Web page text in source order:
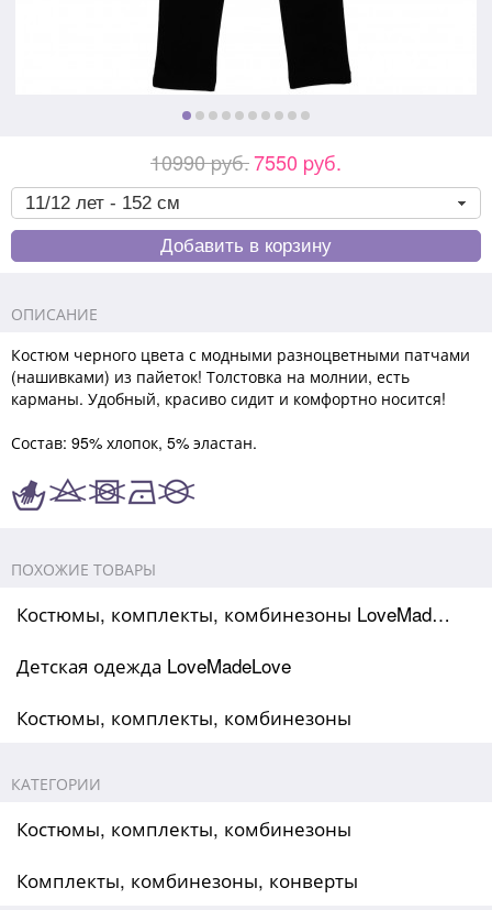
10990 pуб.7550 pуб.
ОПИСАНИЕ
Костюм черного цвета с модными разноцветными патчами
(нашивками) из пайеток! Толстовка на молнии, есть
карманы. Удобный, красиво сидит и комфортно носится!
Состав: 95% хлопок, 5% эластан.
ПОХОЖИЕ ТОВАРЫ
Костюмы, комплекты, комбинезоны LoveMadeLove
Детская одежда LoveMadeLove
Костюмы, комплекты, комбинезоны
КАТЕГОРИИ
Костюмы, комплекты, комбинезоны
Комплекты, комбинезоны, конверты